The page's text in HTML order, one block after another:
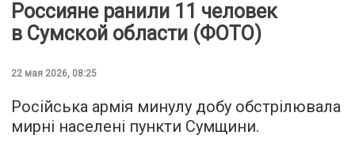
Россияне ранили 11 человек
в Сумской области (ФОТО)
22 мая 2026, 08:25
Російська армія минулу добу обстрілювала
мирні населені пункти Сумщини.